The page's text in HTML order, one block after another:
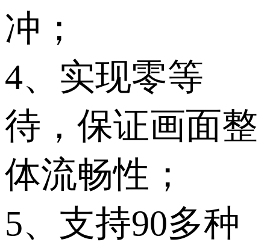
冲；
4、实现零等
待，保证画面整
体流畅性；
5、支持90多种